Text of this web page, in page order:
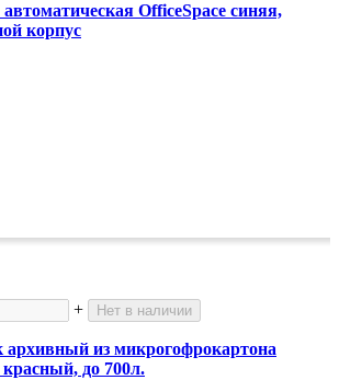
OfficeSpace синяя,
корпус
+ Нет в наличии
архивный из микрогофрокартона
до 700л.